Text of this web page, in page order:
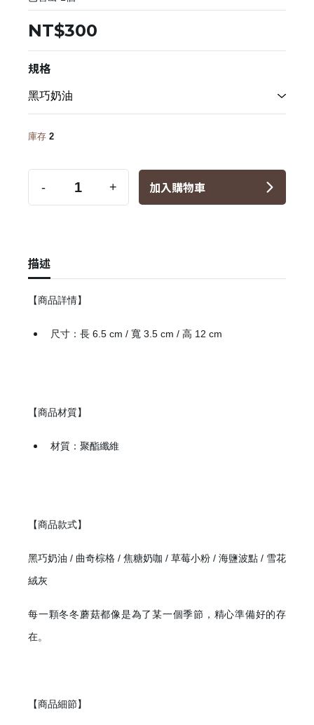
NT$300
規格
庫存 2
- + 加入購物車
描述
【商品詳情】
尺寸：長 6.5 cm / 寬 3.5 cm / 高 12 cm
【商品材質】
材質：聚酯纖維
【商品款式】
黑巧奶油 / 曲奇棕格 / 焦糖奶咖 / 草莓小粉 / 海鹽波點 / 雪花
絨灰
每一顆冬冬蘑菇都像是為了某一個季節，精心準備好的存
在。
【商品細節】